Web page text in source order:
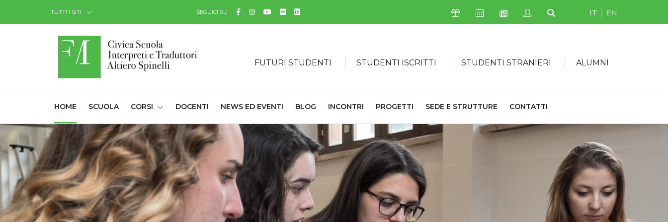
TUTTI I SITI SEGUICI SU Facebook
Instagram
YouTube
Flickr Icona SostieniciIcona Calendario Eventi
Icona Newsletter
Icona My Civica
Icona Cerca
IT EN
FUTURI STUDENTI STUDENTI ISCRITTI STUDENTI STRANIERI ALUMNI
HOME (CURRENT)
SCUOLA CORSI DOCENTI NEWS ED EVENTI BLOG INCONTRI PROGETTI SEDE E STRUTTURE CONTATTI